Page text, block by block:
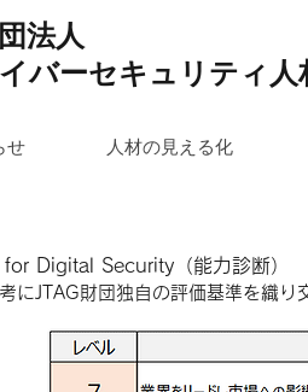
法人
バーセキュリティ
せ 人材の見える化
for Digital Security （能力診断
にJTAG財団独自の評価基準を織り